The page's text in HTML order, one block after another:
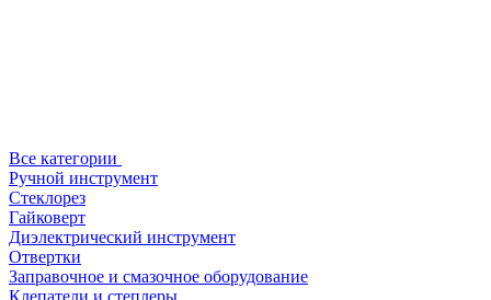
Все категории
Ручной инструмент
Стеклорез
Гайковерт
Диэлектрический инструмент
Отвертки
Заправочное и смазочное оборудование
Клепатели и степлеры